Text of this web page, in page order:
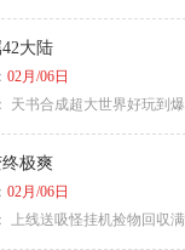
大陆
02月/06日
天书合成超大世界好玩到爆
极爽
02月/06日
上线送吸怪挂机捡物回収